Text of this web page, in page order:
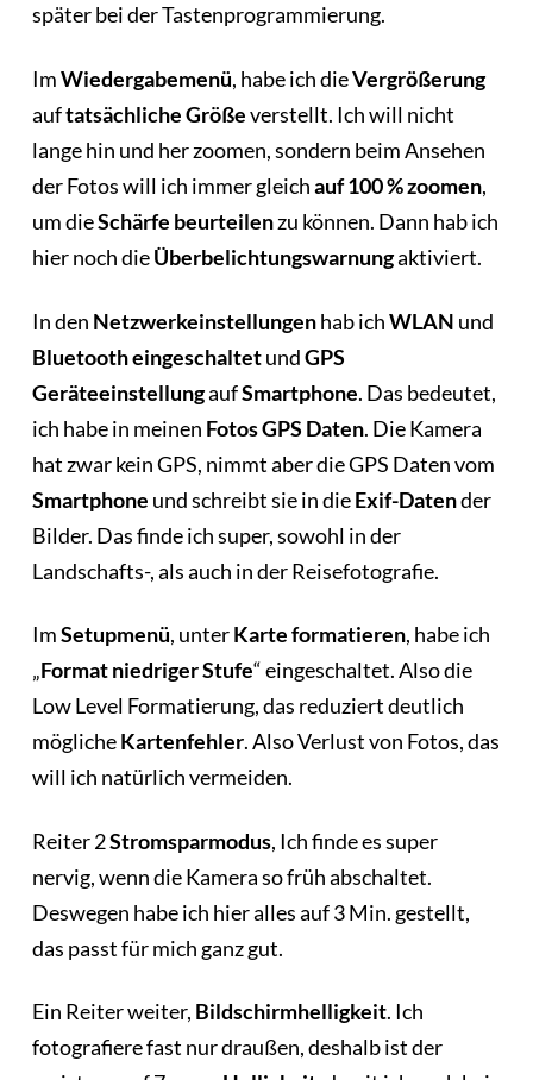
später bei der Tastenprogrammierung.
ImWiedergabemenü, habe ich dieVergrößerung
auftatsächliche Größeverstellt. Ich will nicht
lange hin und her zoomen, sondern beim Ansehen
der Fotos will ich immer gleichauf 100 % zoomen,
um dieSchärfe beurteilenzu können. Dann hab ich
hier noch dieÜberbelichtungswarnungaktiviert.
In den Netzwerkeinstellungenhab ichWLAN und
BluetootheingeschaltetundGPS
GeräteeinstellungaufSmartphone. Das bedeutet,
ich habe in meinen Fotos GPS Daten. Die Kamera
hat zwar kein GPS, nimmt aber die GPS Daten vom
Smartphone und schreibt sie in dieExif-Datender
Bilder. Das finde ich super, sowohl in der
Landschafts-, als auch in der Reisefotografie.
ImSetupmenü, unterKarte formatieren, habe ich
„Format niedriger Stufe“ eingeschaltet. Also die
Low Level Formatierung, das reduziert deutlich
möglicheKartenfehler. Also Verlust von Fotos, das
will ich natürlich vermeiden.
Reiter 2Stromsparmodus, Ich finde es super
nervig, wenn die Kamera so früh abschaltet.
Deswegen habe ich hier alles auf 3 Min. gestellt,
das passt für mich ganz gut.
Ein Reiter weiter, Bildschirmhelligkeit. Ich
fotografiere fast nur draußen, deshalb ist der